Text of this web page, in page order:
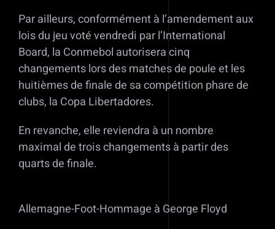
Par ailleurs, conformément à l’amendement aux
lois du jeu voté vendredi par l’International
Board, la Conmebol autorisera cinq
changements lors des matches de poule et les
huitièmes de finale de sa compétition phare de
clubs, la Copa Libertadores.
En revanche, elle reviendra à un nombre
maximal de trois changements à partir des
quarts de finale.
Allemagne-Foot-Hommage à George Floyd